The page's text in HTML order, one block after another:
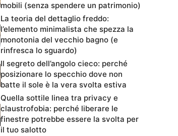
mobili (senza spendere un patrimonio)
La teoria del dettaglio freddo:
l’elemento minimalista che spezza la
monotonia del vecchio bagno (e
rinfresca lo sguardo)
Il segreto dell’angolo cieco: perché
posizionare lo specchio dove non
batte il sole è la vera svolta estiva
Quella sottile linea tra privacy e
claustrofobia: perché liberare le
finestre potrebbe essere la svolta per
il tuo salotto